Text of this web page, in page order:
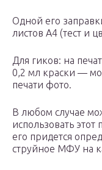
Одной его
листов А4 (тест и
Для гиков: на
0,2 мл краски —
печати фото.
В любом случае
использовать
его придется
струйное МФУ на